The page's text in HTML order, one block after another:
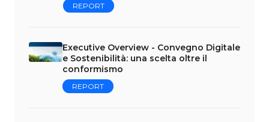
REPORT
Executive Overview - Convegno Digitale
e Sostenibilità: una scelta oltre il
conformismo
REPORT